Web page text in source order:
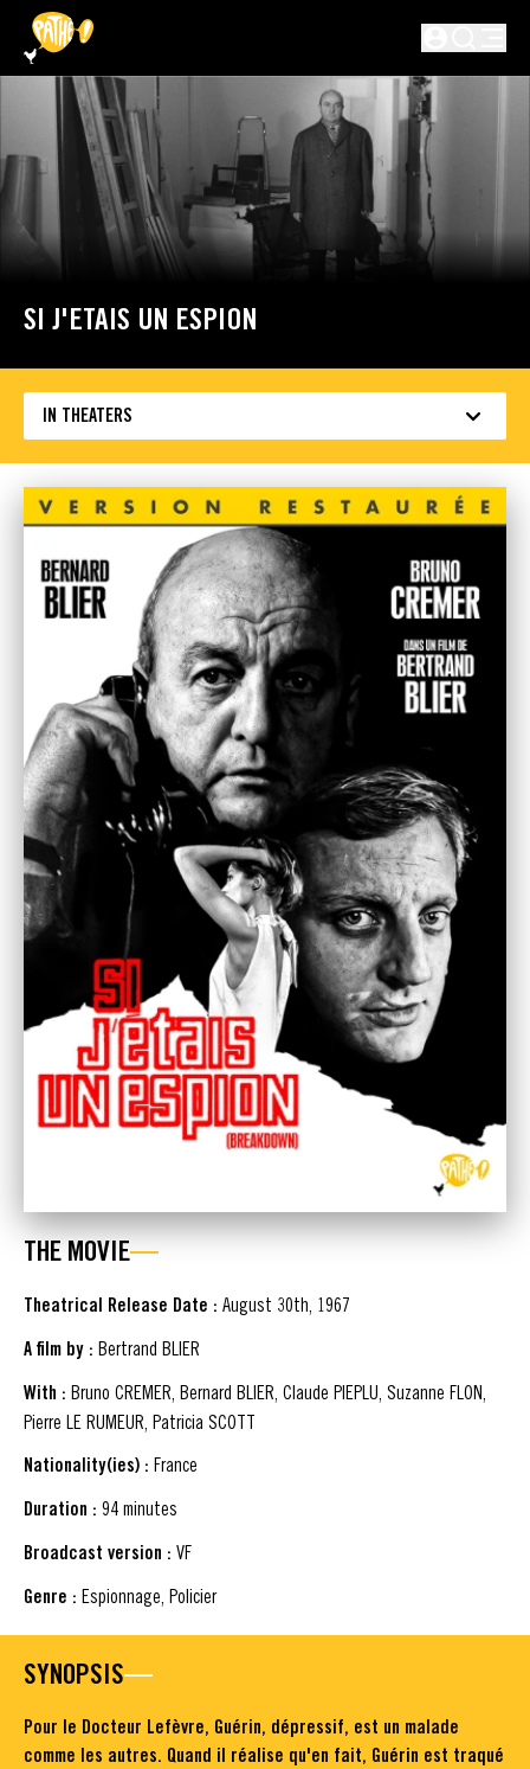
SKIP TO MAIN CONTENT
SI J'ETAIS UN ESPION
IN THEATERS
THE MOVIE
Theatrical Release Date : August 30th, 1967
A film by : Bertrand BLIER
With : Bruno CREMER, Bernard BLIER, Claude PIEPLU, Suzanne FLON,
Pierre LE RUMEUR, Patricia SCOTT
Nationality(ies) : France
Duration : 94 minutes
Broadcast version : VF
Genre : Espionnage, Policier
SYNOPSIS
Pour le Docteur Lefèvre, Guérin, dépressif, est un malade
comme les autres. Quand il réalise qu'en fait, Guérin est traqué